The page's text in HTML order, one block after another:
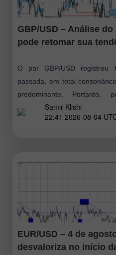
GBP/USD – Análise
pode retomar sua
O par GBP/USD registrou
passada, em total
predominante. Portanto,
compradores iniciaram um
Samir Klishi
22:41 2026-08-04
EUR/USD – 4 de
desvaloriza no início